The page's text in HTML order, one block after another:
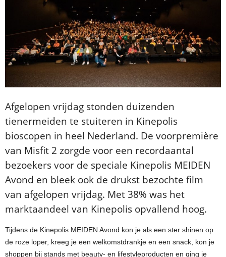
Afgelopen vrijdag stonden duizenden
tienermeiden te stuiteren in Kinepolis
bioscopen in heel Nederland. De voorpremière
van Misfit 2 zorgde voor een recordaantal
bezoekers voor de speciale Kinepolis MEIDEN
Avond en bleek ook de drukst bezochte film
van afgelopen vrijdag. Met 38% was het
marktaandeel van Kinepolis opvallend hoog.
Tijdens de Kinepolis MEIDEN Avond kon je als een ster shinen op
de roze loper, kreeg je een welkomstdrankje en een snack, kon je
shoppen bij stands met beauty- en lifestyleproducten en ging je